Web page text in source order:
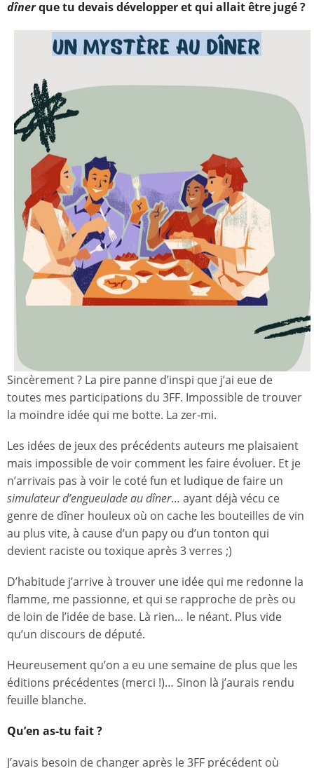
dînerque tu devais développer et qui allait être jugé ?
Sincèrement ? La pire panne d’inspi que j’ai eue de
toutes mes participations du 3FF. Impossible de trouver
la moindre idée qui me botte. La zer-mi.
Les idées de jeux des précédents auteurs me plaisaient
mais impossible de voir comment les faire évoluer. Et je
n’arrivais pas à voir le coté fun et ludique de faire un
simulateur d’engueulade au dîner… ayant déjà vécu ce
genre de dîner houleux où on cache les bouteilles de vin
au plus vite, à cause d’un papy ou d’un tonton qui
devient raciste ou toxique après 3 verres ;)
D’habitude j’arrive à trouver une idée qui me redonne la
flamme, me passionne, et qui se rapproche de près ou
de loin de l’idée de base. Là rien… le néant. Plus vide
qu’un discours de député.
Heureusement qu’on a eu une semaine de plus que les
éditions précédentes (merci !)… Sinon là j’aurais rendu
feuille blanche.
Qu’en as-tu fait ?
J’avais besoin de changer après le 3FF précédent où